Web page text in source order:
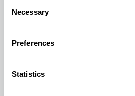
Selection
Necessary
Preferences
Statistics